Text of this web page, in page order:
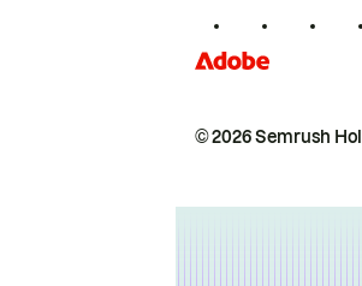
© 2026 Semrush